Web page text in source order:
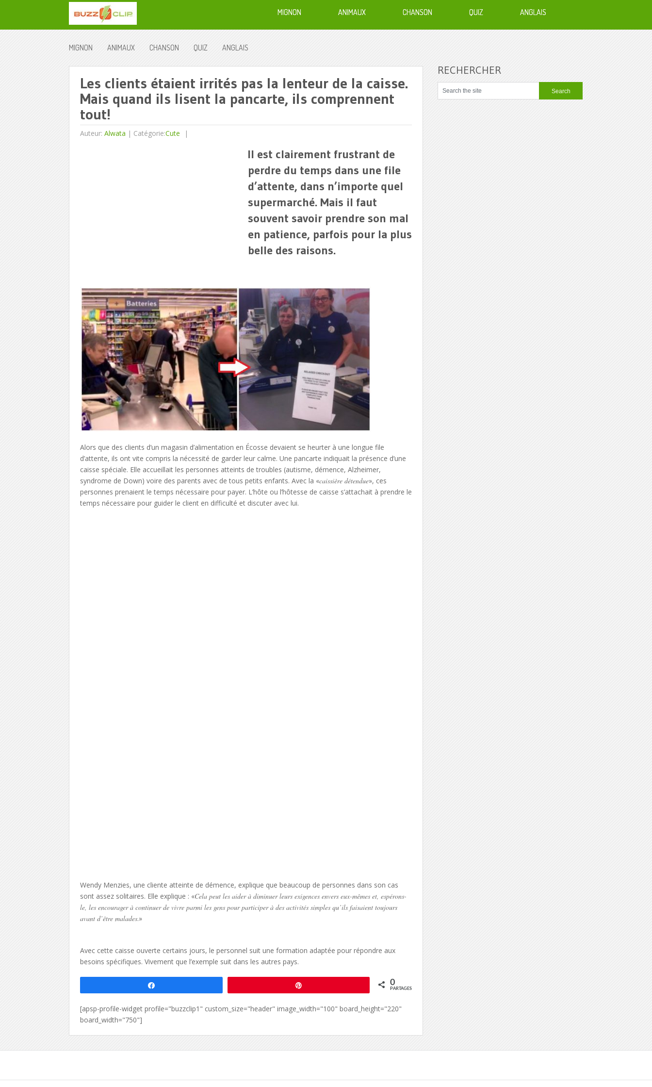
MIGNON ANIMAUX CHANSON QUIZ ANGLAIS
MIGNON ANIMAUX CHANSON QUIZ ANGLAIS
Les clients étaient irrités pas la lenteur de la caisse.
Mais quand ils lisent la pancarte, ils comprennent
tout!
Auteur: Alwata | Catégorie:Cute
Il est clairement frustrant de
perdre du temps dans une file
d’attente, dans n’importe quel
supermarché. Mais il faut
souvent savoir prendre son mal
en patience, parfois pour la plus
belle des raisons.
Alors que des clients d’un magasin d’alimentation en Écosse devaient se heurter à une longue file
d’attente, ils ont vite compris la nécessité de garder leur calme. Une pancarte indiquait la présence d’une
caisse spéciale. Elle accueillait les personnes atteints de troubles (autisme, démence, Alzheimer,
syndrome de Down) voire des parents avec de tous petits enfants. Avec la «caissière détendue», ces
personnes prenaient le temps nécessaire pour payer. L’hôte ou l’hôtesse de caisse s’attachait à prendre le
temps nécessaire pour guider le client en difficulté et discuter avec lui.
Wendy Menzies, une cliente atteinte de démence, explique que beaucoup de personnes dans son cas
sont assez solitaires. Elle explique : «Cela peut les aider à diminuer leurs exigences envers eux-mêmes et, espérons-
le, les encourager à continuer de vivre parmi les gens pour participer à des activités simples qu’ils faisaient toujours
avant d’être malades.»
Avec cette caisse ouverte certains jours, le personnel suit une formation adaptée pour répondre aux
besoins spécifiques. Vivement que l’exemple suit dans les autres pays.
0
PARTAGES
[apsp-profile-widget profile="buzzclip1" custom_size="header" image_width="100" board_height="220"
board_width="750"]
RECHERCHER